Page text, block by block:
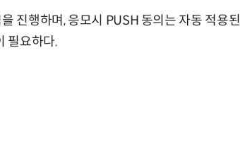
진행하며, 응모시 PUSH 동의는 자동 적용된
필요하다.